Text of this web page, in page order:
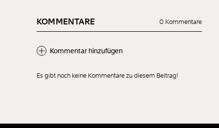
KOMMENTARE 0 Kommentare
Kommentar hinzufügen
Es gibt noch keine Kommentare zu diesem Beitrag!